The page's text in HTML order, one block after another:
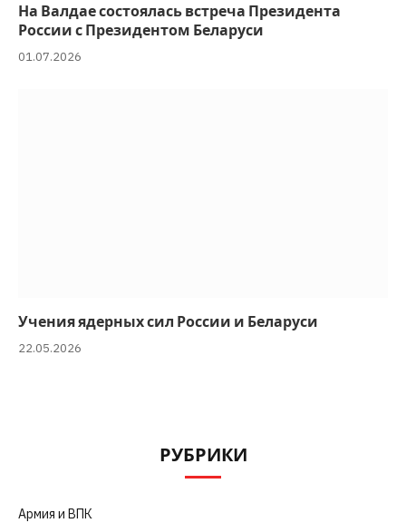
На Валдае состоялась встреча Президента
России с Президентом Беларуси
01.07.2026
Учения ядерных сил России и Беларуси
22.05.2026
РУБРИКИ
Армия и ВПК